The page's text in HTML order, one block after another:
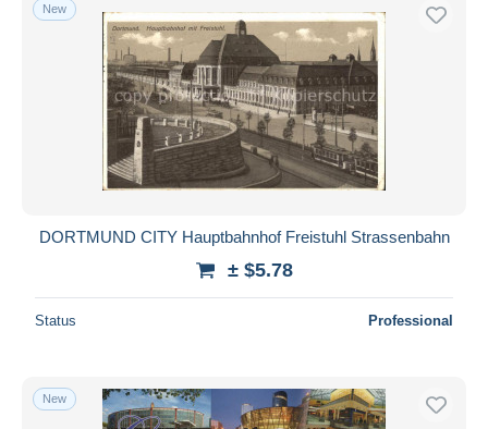
New
DORTMUND CITY Hauptbahnhof Freistuhl Strassenbahn
± $5.78
Status Professional
New